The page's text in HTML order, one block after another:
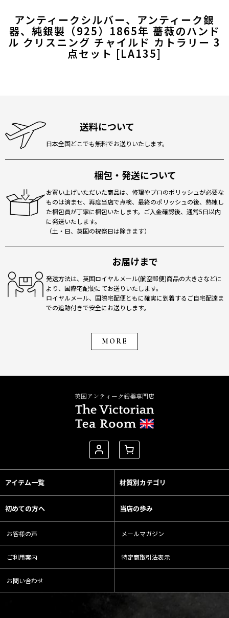
アンティークシルバー、アンティーク銀
器、純銀製（925）1865年 薔薇のハンド
ル クリスニング チャイルド カトラリー 3
点セット [LA135]
送料について
日本全国どこでも無料でお送りいたします。
梱包・発送について
お買い上げいただいた商品は、修理やプロのポリッシュが必要な
ものは済ませ、再度当店で点検、最終のポリッシュの後、熟練し
た梱包員が丁寧に梱包いたします。ご入金確認後、通常5日以内
に発送いたします。
（土・日、英国の祝祭日は除きます）
お届けまで
発送方法は、英国ロイヤルメール(航空郵便)商品の大きさなどに
より、国際宅配便にてお送りいたします。
ロイヤルメール、国際宅配便ともに確実に到着するご自宅配達ま
での追跡付きで安全にお送りします。
MORE
英国アンティーク銀器専門店
アイテム一覧 材質別カテゴリ
初めての方へ 当店の歩み
お客様の声 メールマガジン
ご利用案内 特定商取引法表示
お問い合わせ